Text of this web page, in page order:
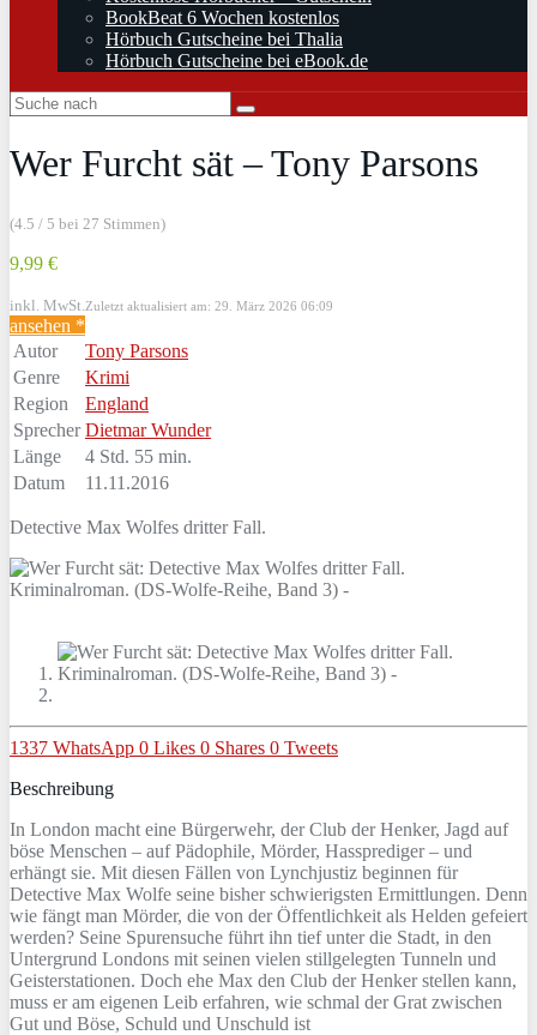
BookBeat 6 Wochen kostenlos
Hörbuch Gutscheine bei Thalia
Hörbuch Gutscheine bei eBook.de
Wer Furcht sät – Tony Parsons
(4.5 / 5 bei 27 Stimmen)
9,99 €
inkl. MwSt. Zuletzt aktualisiert am: 29. März 2026 06:09
ansehen *
Autor
Tony Parsons
Genre
Krimi
Region
England
Sprecher Dietmar Wunder
Länge
4 Std. 55 min.
Datum
11.11.2016
Detective Max Wolfes dritter Fall.
1337 WhatsApp 0 Likes 0 Shares 0 Tweets
Beschreibung
In London macht eine Bürgerwehr, der Club der Henker, Jagd auf
böse Menschen – auf Pädophile, Mörder, Hassprediger – und
erhängt sie. Mit diesen Fällen von Lynchjustiz beginnen für
Detective Max Wolfe seine bisher schwierigsten Ermittlungen. Denn
wie fängt man Mörder, die von der Öffentlichkeit als Helden gefeiert
werden? Seine Spurensuche führt ihn tief unter die Stadt, in den
Untergrund Londons mit seinen vielen stillgelegten Tunneln und
Geisterstationen. Doch ehe Max den Club der Henker stellen kann,
muss er am eigenen Leib erfahren, wie schmal der Grat zwischen
Gut und Böse, Schuld und Unschuld ist